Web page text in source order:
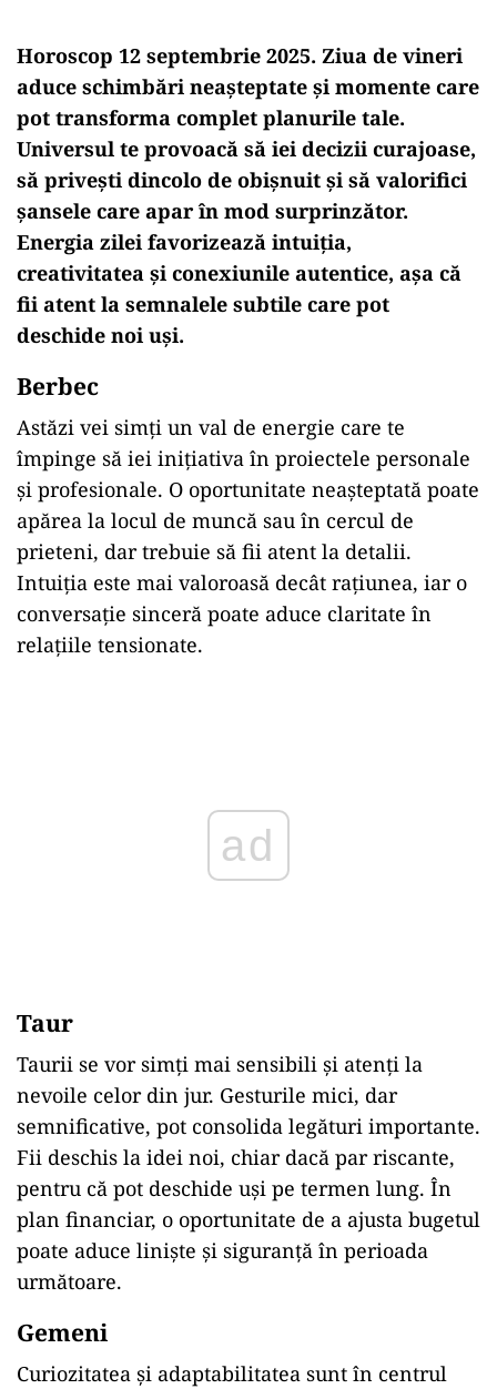
Horoscop 12 septembrie 2025. Ziua de vineri
aduce schimbări neașteptate și momente care
pot transforma complet planurile tale.
Universul te provoacă să iei decizii curajoase,
să privești dincolo de obișnuit și să valorifici
șansele care apar în mod surprinzător.
Energia zilei favorizează intuiția,
creativitatea și conexiunile autentice, așa că
fii atent la semnalele subtile care pot
deschide noi uși.
Berbec
Astăzi vei simți un val de energie care te
împinge să iei inițiativa în proiectele personale
și profesionale. O oportunitate neașteptată poate
apărea la locul de muncă sau în cercul de
prieteni, dar trebuie să fii atent la detalii.
Intuiția este mai valoroasă decât rațiunea, iar o
conversație sinceră poate aduce claritate în
relațiile tensionate.
Taur
Taurii se vor simți mai sensibili și atenți la
nevoile celor din jur. Gesturile mici, dar
semnificative, pot consolida legături importante.
Fii deschis la idei noi, chiar dacă par riscante,
pentru că pot deschide uși pe termen lung. În
plan financiar, o oportunitate de a ajusta bugetul
poate aduce liniște și siguranță în perioada
următoare.
Gemeni
Curiozitatea și adaptabilitatea sunt în centrul